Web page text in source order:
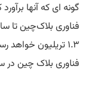
گونه ای که آنها
۱.۳ تریلیون
فناوری بلاک چین در